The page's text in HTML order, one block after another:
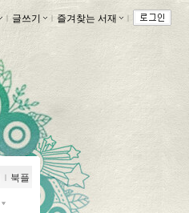
ｌ 글쓰기 ｌ 즐겨찾는 서재 ｌ
ｌ 북플